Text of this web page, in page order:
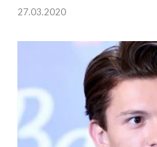
27.03.2020